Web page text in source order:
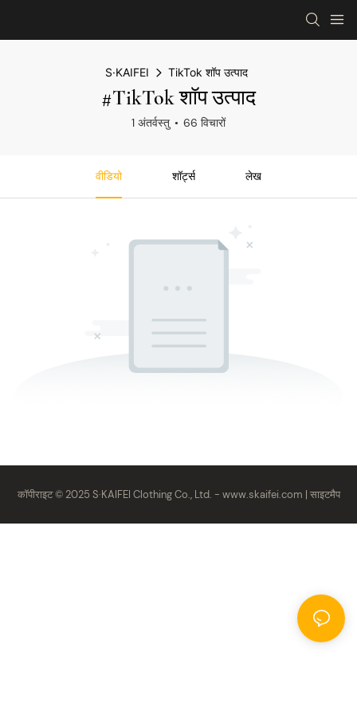
S·KAIFEI TikTok शॉप उत्पाद
#TikTok शॉप उत्पाद
1 अंतर्वस्तु 66 विचारों
वीडियो शॉर्ट्स लेख
कॉपीराइट © 2025 S·KAIFEI Clothing Co., Ltd. - www.skaifei.com | साइटमैप